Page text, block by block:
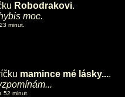
Robodrakovi.
moc.
minut.
mamince mé lásky....
52 minut.